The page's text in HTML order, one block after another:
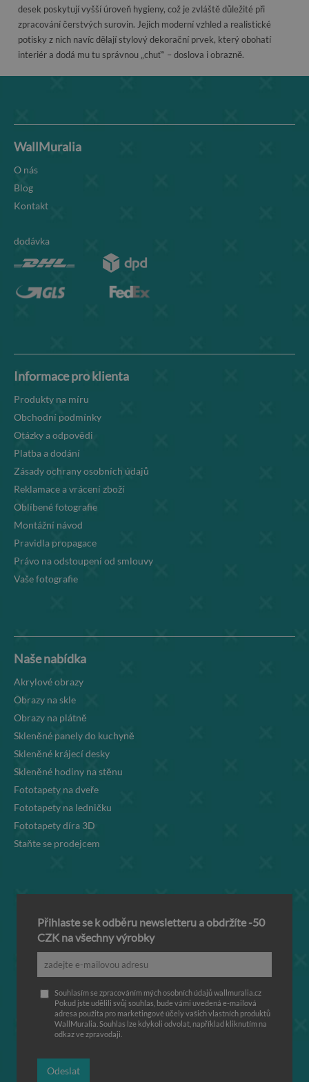
desek poskytují vyšší úroveň hygieny, což je zvláště důležité při
zpracování čerstvých surovin. Jejich moderní vzhled a realistické
potisky z nich navíc dělají stylový dekorační prvek, který obohatí
interiér a dodá mu tu správnou „chuť“ – doslova i obrazně.
WallMuralia
O nás
Blog
Kontakt
dodávka
Informace pro klienta
Produkty na míru
Obchodní podmínky
Otázky a odpovědi
Platba a dodání
Zásady ochrany osobních údajů
Reklamace a vrácení zboží
Oblíbené fotografie
Montážní návod
Pravidla propagace
Právo na odstoupení od smlouvy
Vaše fotografie
Naše nabídka
Akrylové obrazy
Obrazy na skle
Obrazy na plátně
Skleněné panely do kuchyně
Skleněné krájecí desky
Skleněné hodiny na stěnu
Fototapety na dveře
Fototapety na ledničku
Fototapety díra 3D
Staňte se prodejcem
Přihlaste se k odběru newsletteru a obdržíte -50
CZK na všechny výrobky
Souhlasím se zpracováním mých osobních údajů wallmuralia.cz
Pokud jste udělili svůj souhlas, bude vámi uvedená e-mailová
adresa použita pro marketingové účely vašich vlastních produktů
WallMuralia. Souhlas lze kdykoli odvolat, například kliknutím na
odkaz ve zpravodaji.
Odeslat